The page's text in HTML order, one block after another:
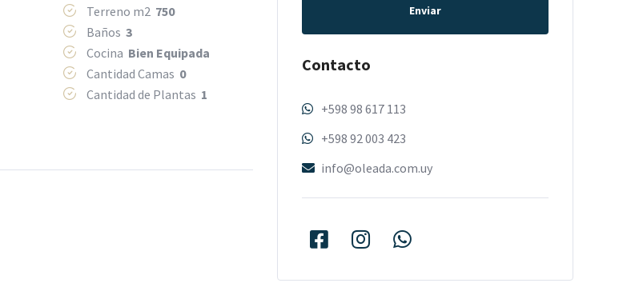
Terreno m2 750
Baños3
Cocina Bien Equipada
Cantidad Camas 0
Cantidad de Plantas 1
Enviar
Contacto
+598 98 617 113
+598 92 003 423
info@oleada.com.uy